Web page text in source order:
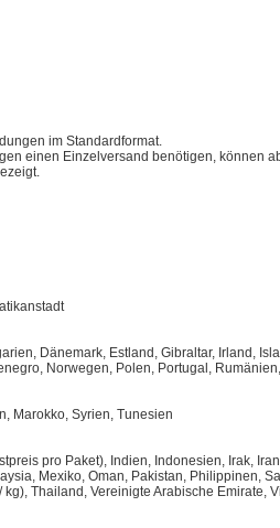
im Standardformat.
einen Einzelversand benötigen, können
Dänemark, Estland, Gibraltar, Irland,
Norwegen, Polen, Portugal,
Marokko, Syrien, Tunesien
pro Paket), Indien, Indonesien, Irak,
Mexiko, Oman, Pakistan, Philippinen,
Thailand, Vereinigte Arabische Emirate,